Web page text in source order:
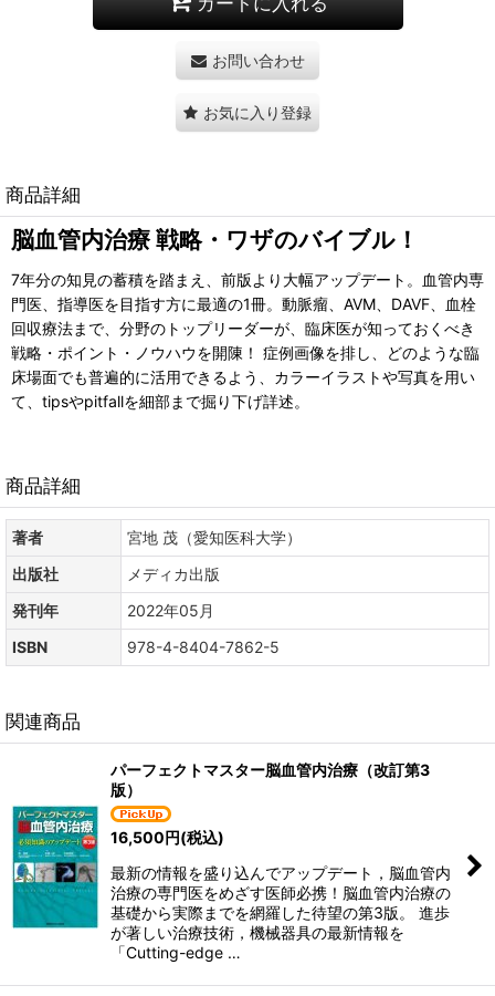
お問い合わせ
お気に入り登録
商品詳細
脳血管内治療 戦略・ワザのバイブル！
7年分の知見の蓄積を踏まえ、前版より大幅アップデート。血管内専
門医、指導医を目指す方に最適の1冊。動脈瘤、AVM、DAVF、血栓
回収療法まで、分野のトップリーダーが、臨床医が知っておくべき
戦略・ポイント・ノウハウを開陳！ 症例画像を排し、どのような臨
床場面でも普遍的に活用できるよう、カラーイラストや写真を用い
て、tipsやpitfallを細部まで掘り下げ詳述。
商品詳細
著者
宮地 茂（愛知医科大学）
出版社
メディカ出版
発刊年
2022年05月
ISBN
978-4-8404-7862-5
関連商品
パーフェクトマスター脳血管内治療（改訂第3
版）
16,500円(税込)
最新の情報を盛り込んでアップデート，脳血管内
治療の専門医をめざす医師必携！脳血管内治療の
基礎から実際までを網羅した待望の第3版。 進歩
が著しい治療技術，機械器具の最新情報を
「Cutting-edge …